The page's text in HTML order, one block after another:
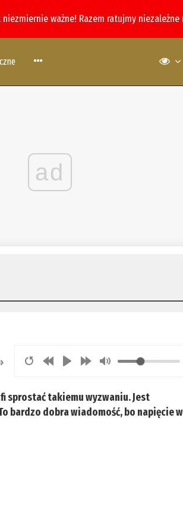
ważne! Razem ratujmy
ad
sprostać takiemu wyzwaniu. Jest
bardzo dobra wiadomość, bo napięcie w